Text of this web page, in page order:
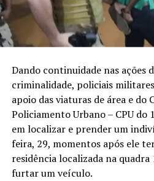
Dando continuidade nas ações
criminalidade, policiais
apoio das viaturas de área e do
Policiamento Urbano – CPU do
em localizar e prender um
feira, 29, momentos após ele
residência localizada na
furtar um veículo.